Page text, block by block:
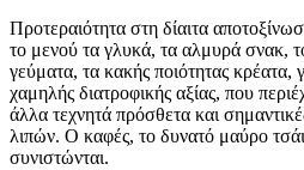
Προτεραιότητα στη δίαιτα
το μενού τα γλυκά, τα αλμυρά σνακ,
γεύματα, τα κακής ποιότητας κρέατα,
χαμηλής διατροφικής αξίας, που
άλλα τεχνητά πρόσθετα και
λιπών. Ο καφές, το δυνατό μαύρο
συνιστώνται.